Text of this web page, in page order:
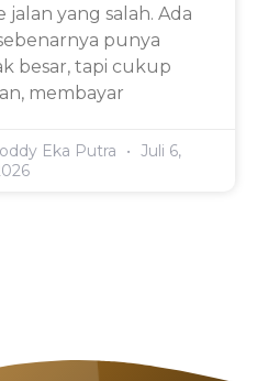
yang salah. Ada
punya
besar, tapi cukup
membayar
Eka Putra
Juli 6,